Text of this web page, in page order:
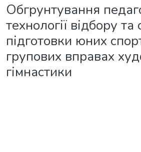
Обгрунтування
технології відбору та
підготовки юних
групових вправах
гімнастики